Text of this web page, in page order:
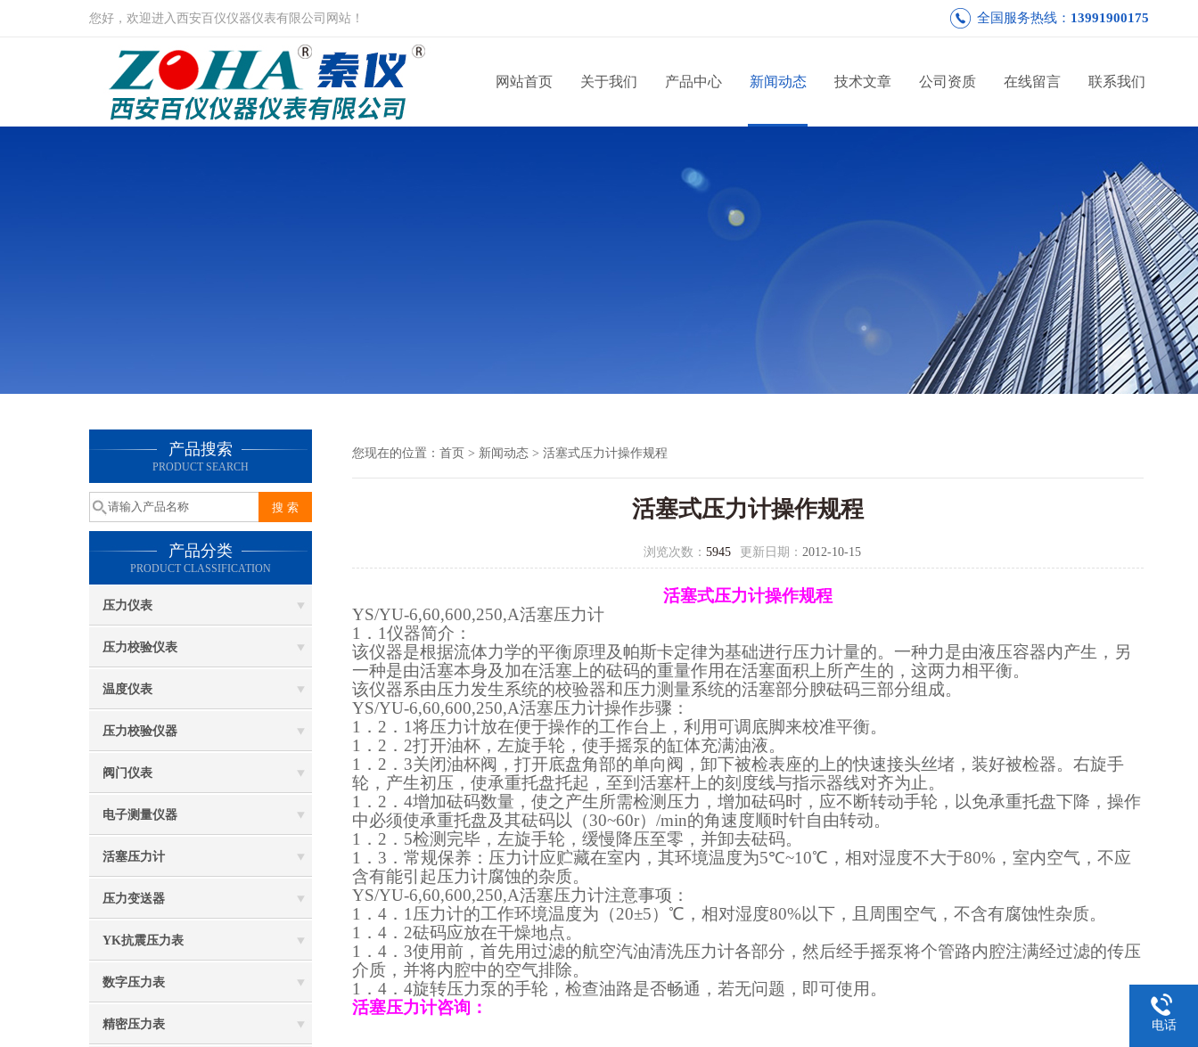
您好，欢迎进入西安百仪仪器仪表有限公司网站！ 全国服务热线： 13991900175
网站首页 关于我们 产品中心 新闻动态 技术文章 公司资质 在线留言 联系我们
产品搜索
PRODUCT SEARCH
产品分类
PRODUCT CLASSIFICATION
压力仪表
压力校验仪表
温度仪表
压力校验仪器
阀门仪表
电子测量仪器
活塞压力计
压力变送器
YK抗震压力表
数字压力表
精密压力表
您现在的位置： 首页 > 新闻动态 > 活塞式压力计操作规程
活塞式压力计操作规程
浏览次数： 5945 更新日期： 2012-10-15
活塞式压力计操作规程
YS/YU-6,60,600,250,A活塞压力计
1 ． 1仪器简介：
该仪器是根据流体力学的平衡原理及帕斯卡定律为基础进行压力计量的。一种力是由液压容器内产生，另
一种是由活塞本身及加在活塞上的砝码的重量作用在活塞面积上所产生的，这两力相平衡。
该仪器系由压力发生系统的校验器和压力测量系统的活塞部分腴砝码三部分组成。
YS/YU-6,60,600,250,A活塞压力计操作步骤：
1 ． 2 ． 1将压力计放在便于操作的工作台上，利用可调底脚来校准平衡。
1 ． 2 ． 2打开油杯，左旋手轮，使手摇泵的缸体充满油液。
1 ． 2 ． 3关闭油杯阀，打开底盘角部的单向阀，卸下被检表座的上的快速接头丝堵，装好被检器。右旋手
轮，产生初压，使承重托盘托起，至到活塞杆上的刻度线与指示器线对齐为止。
1 ． 2 ． 4增加砝码数量，使之产生所需检测压力，增加砝码时，应不断转动手轮，以免承重托盘下降，操作
中必须使承重托盘及其砝码以 （30~60r）/min的角速度顺时针自由转动。
1 ． 2 ． 5检测完毕，左旋手轮，缓慢降压至零，并卸去砝码。
1 ． 3 ．常规保养：压力计应贮藏在室内，其环境温度为5℃~10℃，相对湿度不大于80% ，室内空气，不应
含有能引起压力计腐蚀的杂质。
YS/YU-6,60,600,250,A活塞压力计注意事项：
1 ． 4 ． 1 压力计的工作环境温度为（20±5）℃，相对湿度80%以下，且周围空气，不含有腐蚀性杂质。
1 ． 4 ． 2砝码应放在干燥地点。
1 ． 4 ． 3使用前，首先用过滤的航空汽油清洗压力计各部分，然后经手摇泵将个管路内腔注满经过滤的传压
介质，并将内腔中的空气排除。
1 ． 4 ． 4旋转压力泵的手轮，检查油路是否畅通，若无问题，即可使用。
活塞压力计咨询：
电话